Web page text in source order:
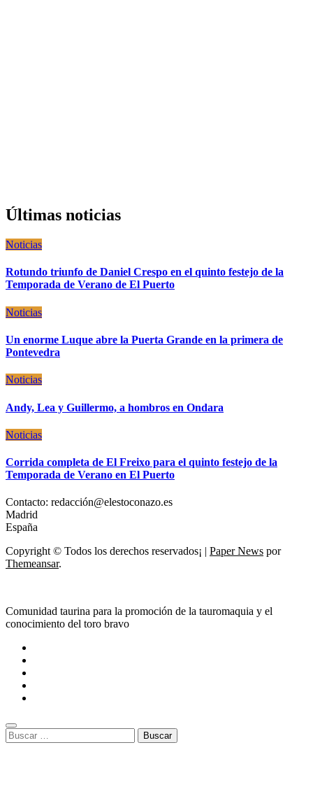
Últimas noticias
Noticias
Rotundo triunfo de Daniel Crespo en el quinto festejo de la
Temporada de Verano de El Puerto
Noticias
Un enorme Luque abre la Puerta Grande en la primera de
Pontevedra
Noticias
Andy, Lea y Guillermo, a hombros en Ondara
Noticias
Corrida completa de El Freixo para el quinto festejo de la
Temporada de Verano en El Puerto
Contacto: redacción@elestoconazo.es
Madrid
España
Copyright © Todos los derechos reservados¡ | Paper News por
Themeansar.
Comunidad taurina para la promoción de la tauromaquia y el
conocimiento del toro bravo
Buscar: